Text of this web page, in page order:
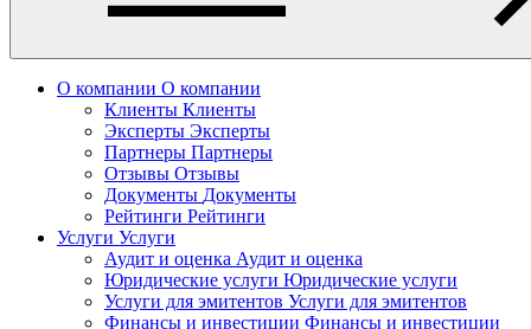
О компании О компании
Клиенты Клиенты
Эксперты Эксперты
Партнеры Партнеры
Отзывы Отзывы
Документы Документы
Рейтинги Рейтинги
Услуги Услуги
Аудит и оценка Аудит и оценка
Юридические услуги Юридические услуги
Услуги для эмитентов Услуги для эмитентов
Финансы и инвестиции Финансы и инвестиции